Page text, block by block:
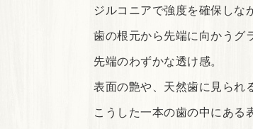
ジルコニアで強度を確保しな
歯の根元から先端に向かうグ
先端のわずかな透け感。
表面の艶や、天然歯に見られ
こうした一本の歯の中にある